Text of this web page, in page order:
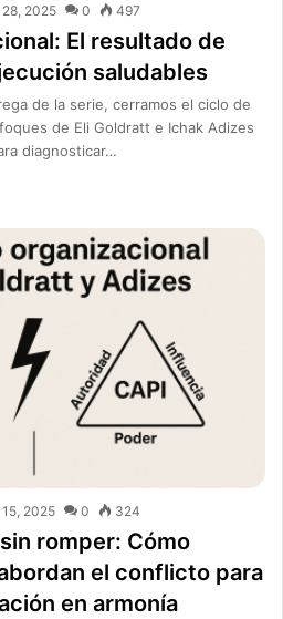
2025 0 497
El resultado de
saludables
de la serie, cerramos el ciclo de
de Eli Goldratt e Ichak Adizes
diagnosticar…
2025 0 324
romper: Cómo
el conflicto para
en armonía